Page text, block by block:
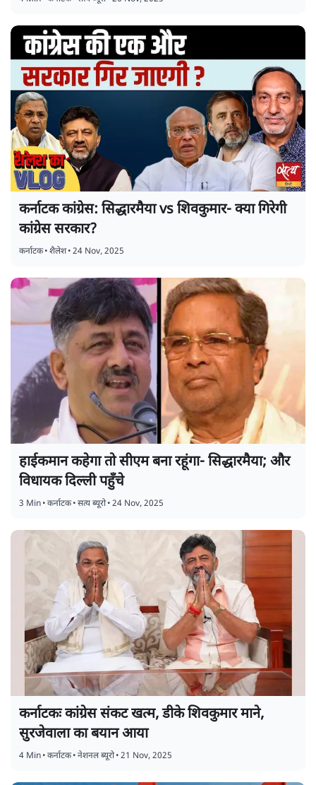
कर्नाटक कांग्रेस: सिद्धारमैया vs शिवकुमार- क्या गिरेगी
कांग्रेस सरकार?
कर्नाटक•शैलेश•24 Nov, 2025
हाईकमान कहेगा तो सीएम बना रहूंगा- सिद्धारमैया; और
विधायक दिल्ली पहुँचे
3 Min•कर्नाटक•सत्य ब्यूरो•24 Nov, 2025
कर्नाटकः कांग्रेस संकट खत्म, डीके शिवकुमार माने,
सुरजेवाला का बयान आया
4 Min•कर्नाटक•नेशनल ब्यूरो•21 Nov, 2025